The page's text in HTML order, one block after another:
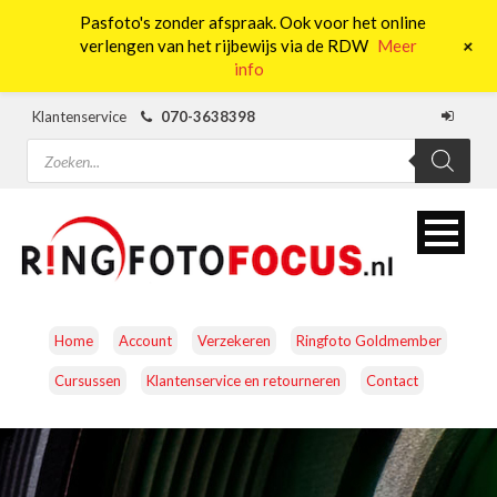
Klantenservice
070-3638398
Producten
zoeken
Home Account Verzekeren Ringfoto Goldmember
Cursussen Klantenservice en retourneren Contact
CAMERA’S OBJECTIEVEN ACCESSOIRES
Pasfoto's zonder afspraak. Ook voor het online
verlengen van het rijbewijs via de RDW Meer
info
+